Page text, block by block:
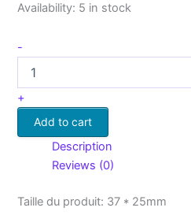
Availability: 5 in stock
-
+
Add to cart
Description
Reviews (0)
Taille du produit: 37 * 25mm